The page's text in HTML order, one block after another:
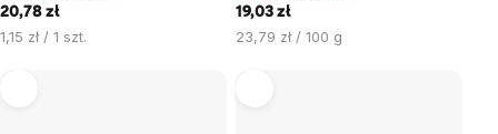
20,78 zł
Cena
1,15 zł / 1 szt.
19,03 zł
Cena
23,79 zł / 100 g